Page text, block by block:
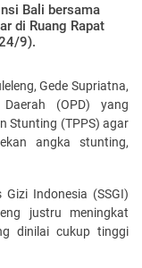
Bali bersama
di Ruang Rapat
9).
Gede Supriatna,
(OPD) yang
Stunting (TPPS) agar
angka stunting,
Indonesia (SSGI)
justru meningkat
dinilai cukup tinggi